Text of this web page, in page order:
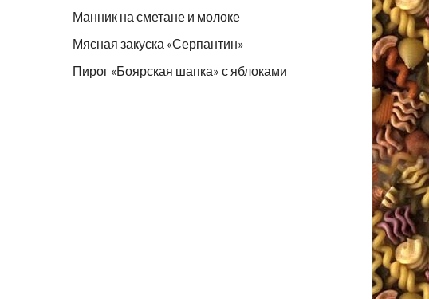
Манник на сметане и молоке
Мясная закуска «Серпантин»
Пирог «Боярская шапка» с яблоками